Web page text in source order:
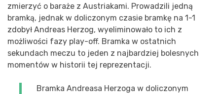
zmierzyć o baraże z Austriakami. Prowadzili jedną
bramką, jednak w doliczonym czasie bramkę na 1-1
zdobył Andreas Herzog, wyeliminowało to ich z
możliwości fazy play-off. Bramka w ostatnich
sekundach meczu to jeden z najbardziej bolesnych
momentów w historii tej reprezentacji.
Bramka Andreasa Herzoga w doliczonym